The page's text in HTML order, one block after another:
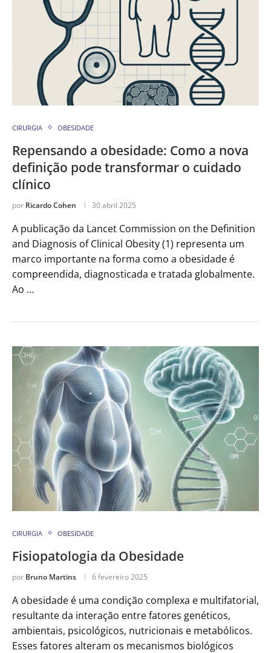
CIRURGIA OBESIDADE
Repensando a obesidade: Como a nova
definição pode transformar o cuidado
clínico
por Ricardo Cohen 30 abril 2025
A publicação da Lancet Commission on the Definition
and Diagnosis of Clinical Obesity (1) representa um
marco importante na forma como a obesidade é
compreendida, diagnosticada e tratada globalmente.
Ao …
CIRURGIA OBESIDADE
Fisiopatologia da Obesidade
por Bruno Martins 6 fevereiro 2025
A obesidade é uma condição complexa e multifatorial,
resultante da interação entre fatores genéticos,
ambientais, psicológicos, nutricionais e metabólicos.
Esses fatores alteram os mecanismos biológicos